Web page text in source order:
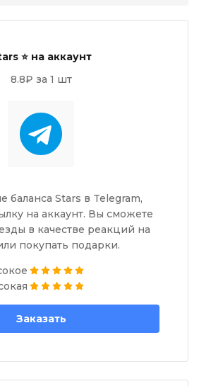
⭐ на аккаунт
8.8₽ за 1 шт
баланса Stars в Telegram,
на аккаунт. Вы сможете
в качестве реакций на
покупать подарки.
Заказать